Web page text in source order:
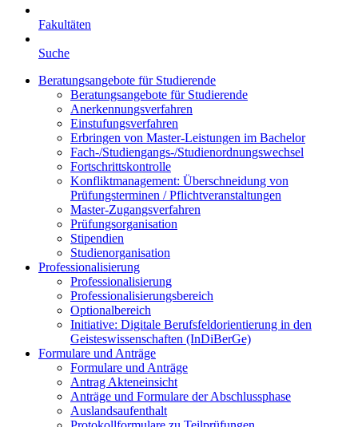
Fakultäten
Suche
Beratungsangebote für Studierende
Beratungsangebote für Studierende
Anerkennungsverfahren
Einstufungsverfahren
Erbringen von Master-Leistungen im Bachelor
Fach-/Studiengangs-/Studienordnungswechsel
Fortschrittskontrolle
Konfliktmanagement: Überschneidung von
Prüfungsterminen / Pflichtveranstaltungen
Master-Zugangsverfahren
Prüfungsorganisation
Stipendien
Studienorganisation
Professionalisierung
Professionalisierung
Professionalisierungsbereich
Optionalbereich
Initiative: Digitale Berufsfeldorientierung in den
Geisteswissenschaften (InDiBerGe)
Formulare und Anträge
Formulare und Anträge
Antrag Akteneinsicht
Anträge und Formulare der Abschlussphase
Auslandsaufenthalt